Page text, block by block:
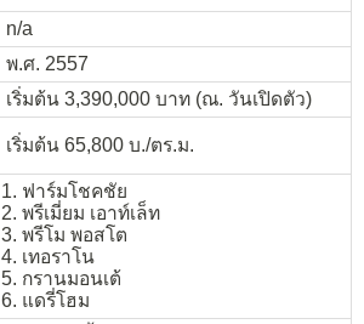
n/a
พ.ศ. 2557
เริ่มต้น 3,390,000 บาท (ณ. วันเปิดตัว)
เริ่มต้น 65,800 บ./ตร.ม.
1. ฟาร์มโชคชัย
2. พรีเมี่ยม เอาท์เล็ท
3. พรีโม พอสโต
4. เทอราโน
5. กรานมอนเต้
6. แดรี่โฮม